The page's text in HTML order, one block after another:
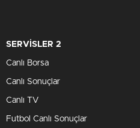
SERVİSLER 2
Canlı Borsa
Canlı Sonuçlar
Canlı TV
Futbol Canlı Sonuçlar